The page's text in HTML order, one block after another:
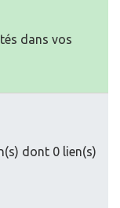
dans vos
dont 0 lien(s)